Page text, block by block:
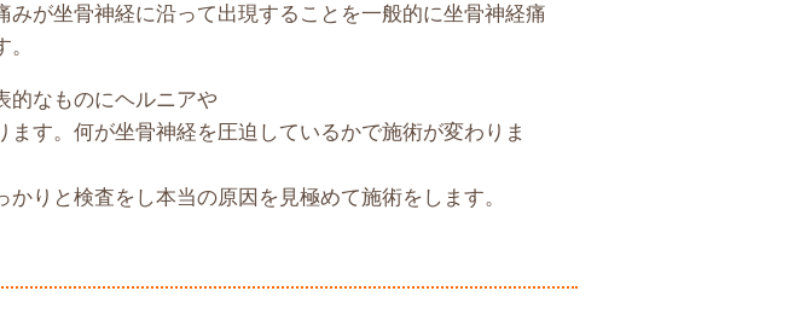
みが坐骨神経に沿って出現することを一般的に坐骨神経痛
的なものにヘルニアや
ます。何が坐骨神経を圧迫しているかで施術が変わりま
かりと検査をし本当の原因を見極めて施術をします。